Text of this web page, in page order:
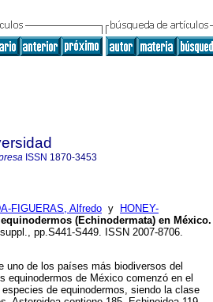
ISSN 1870-3453
FIGUERAS, Alfredo y
HONEY-
(Echinodermata) en México.
pp.S441-S449. ISSN 2007-8706.
uno de los países más biodiversos del
equinodermos de México comenzó en el
de equinodermos, siendo la clase